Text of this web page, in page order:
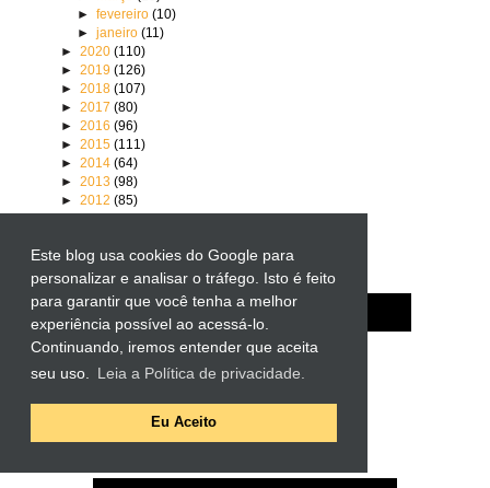
Este blog usa cookies do Google para
personalizar e analisar o tráfego. Isto é feito
para garantir que você tenha a melhor
experiência possível ao acessá-lo.
Continuando, iremos entender que aceita
seu uso.
Leia a Política de privacidade.
Eu Aceito
► fevereiro (10)
► janeiro (11)
►2020(110)
►2019(126)
►2018(107)
►2017(80)
►2016(96)
►2015(111)
►2014(64)
►2013(98)
►2012(85)
►2011(98)